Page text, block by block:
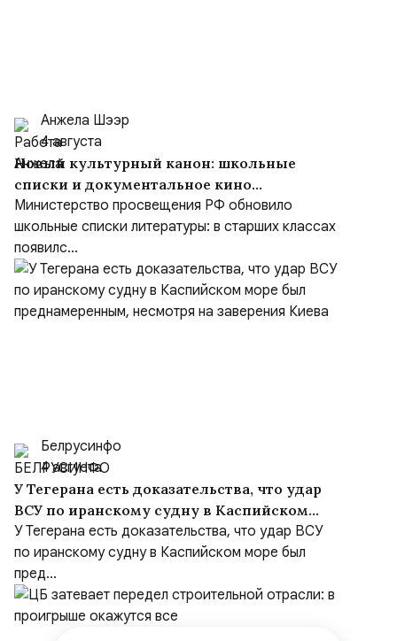
Анжела Шээр
4 августа
Новый культурный канон: школьные
списки и документальное кино
формируют образ героя
Министерство просвещения РФ обновило
школьные списки литературы: в старших классах
появилс...
Белрусинфо
4 августа
У Тегерана есть доказательства, что удар
ВСУ по иранскому судну в Каспийском
море был преднамеренным, несмотря на
заверения Киева
У Тегерана есть доказательства, что удар ВСУ
по иранскому судну в Каспийском море был
пред...